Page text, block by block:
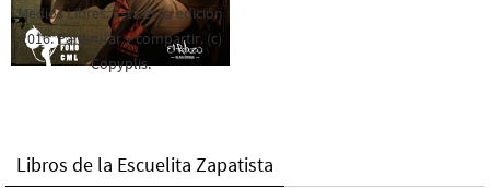
Medios Libres. Esta es la edición
2016. Para rolar y compartir. (c)
Copyplis.
Libros de la Escuelita Zapatista